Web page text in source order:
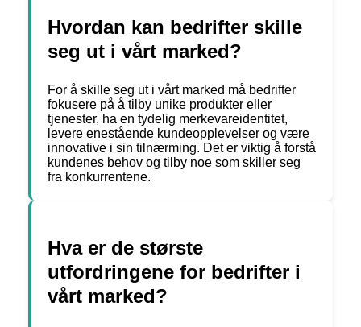
Hvordan kan bedrifter skille
seg ut i vårt marked?
For å skille seg ut i vårt marked må bedrifter
fokusere på å tilby unike produkter eller
tjenester, ha en tydelig merkevareidentitet,
levere enestående kundeopplevelser og være
innovative i sin tilnærming. Det er viktig å forstå
kundenes behov og tilby noe som skiller seg
fra konkurrentene.
Hva er de største
utfordringene for bedrifter i
vårt marked?